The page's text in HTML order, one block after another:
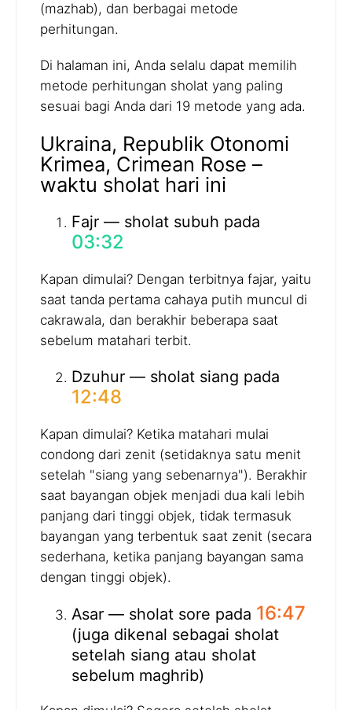
(mazhab), dan berbagai metode
perhitungan.
Di halaman ini, Anda selalu dapat memilih
metode perhitungan sholat yang paling
sesuai bagi Anda dari 19 metode yang ada.
Ukraina, Republik Otonomi
Krimea, Crimean Rose –
waktu sholat hari ini
Fajr — sholat subuh pada
03:32
Kapan dimulai? Dengan terbitnya fajar, yaitu
saat tanda pertama cahaya putih muncul di
cakrawala, dan berakhir beberapa saat
sebelum matahari terbit.
Dzuhur — sholat siang pada
12:48
Kapan dimulai? Ketika matahari mulai
condong dari zenit (setidaknya satu menit
setelah "siang yang sebenarnya"). Berakhir
saat bayangan objek menjadi dua kali lebih
panjang dari tinggi objek, tidak termasuk
bayangan yang terbentuk saat zenit (secara
sederhana, ketika panjang bayangan sama
dengan tinggi objek).
Asar — sholat sore pada 16:47
(juga dikenal sebagai sholat
setelah siang atau sholat
sebelum maghrib)